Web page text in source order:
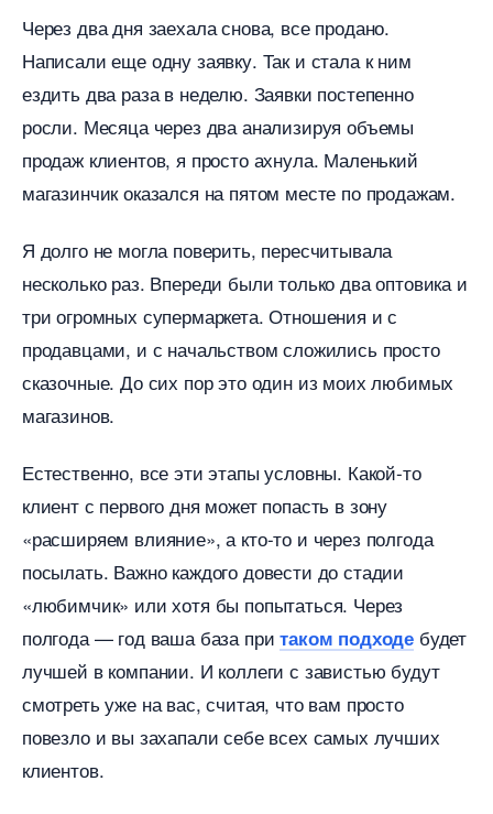
Через два дня заехала снова, все продано.
Написали еще одну заявку. Так и стала к ним
ездить два раза в неделю. Заявки постепенно
росли. Месяца через два анализируя объемы
продаж клиентов, я просто ахнула. Маленький
магазинчик оказался на пятом месте по продажам.
Я долго не могла поверить, пересчитывала
несколько раз. Впереди были только два оптовика и
три огромных супермаркета. Отношения и с
продавцами, и с начальством сложились просто
сказочные. До сих пор это один из моих любимых
магазинов.
Естественно, все эти этапы условны. Какой-то
клиент с первого дня может попасть в зону
«расширяем влияние», а кто-то и через полгода
посылать. Важно каждого довести до стадии
«любимчик» или хотя бы попытаться. Через
полгода — год ваша база притаком подходе удет
лучшей в компании. И коллеги с завистью будут
смотреть уже на вас, считая, что вам просто
повезло и вы захапали себе всех самых лучших
клиентов.